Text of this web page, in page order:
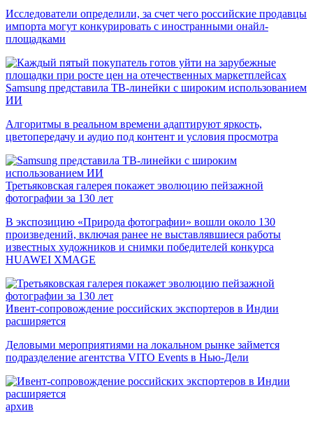
Исследователи определили, за счет чего российские продавцы
импорта могут конкурировать с иностранными онайл-
площадками
Samsung представила ТВ-линейки с широким использованием
ИИ
Алгоритмы в реальном времени адаптируют яркость,
цветопередачу и аудио под контент и условия просмотра
Третьяковская галерея покажет эволюцию пейзажной
фотографии за 130 лет
В экспозицию «Природа фотографии» вошли около 130
произведений, включая ранее не выставлявшиеся работы
известных художников и снимки победителей конкурса
HUAWEI XMAGE
Ивент-сопровождение российских экспортеров в Индии
расширяется
Деловыми мероприятиями на локальном рынке займется
подразделение агентства VITO Events в Нью-Дели
архив